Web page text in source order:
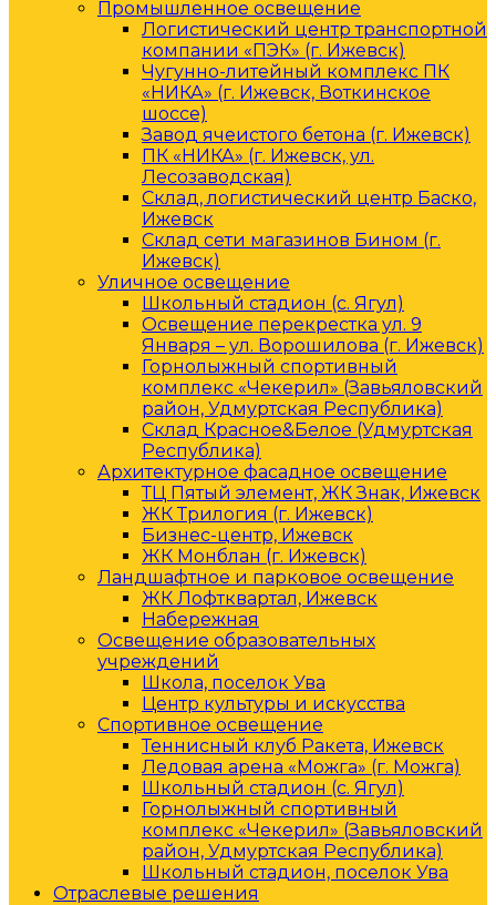
Промышленное освещение
Логистический центр транспортной
компании «ПЭК» (г. Ижевск)
Чугунно-литейный комплекс ПК
«НИКА» (г. Ижевск, Воткинское
шоссе)
Завод ячеистого бетона (г. Ижевск)
ПК «НИКА» (г. Ижевск, ул.
Лесозаводская)
Склад, логистический центр Баско,
Ижевск
Склад сети магазинов Бином (г.
Ижевск)
Уличное освещение
Школьный стадион (с. Ягул)
Освещение перекрестка ул. 9
Января – ул. Ворошилова (г. Ижевск)
Горнолыжный спортивный
комплекс «Чекерил» (Завьяловский
район, Удмуртская Республика)
Склад Красное&Белое (Удмуртская
Республика)
Архитектурное фасадное освещение
ТЦ Пятый элемент, ЖК Знак, Ижевск
ЖК Трилогия (г. Ижевск)
Бизнес-центр, Ижевск
ЖК Монблан (г. Ижевск)
Ландшафтное и парковое освещение
ЖК Лофтквартал, Ижевск
Набережная
Освещение образовательных
учреждений
Школа, поселок Ува
Центр культуры и искусства
Спортивное освещение
Теннисный клуб Ракета, Ижевск
Ледовая арена «Можга» (г. Можга)
Школьный стадион (с. Ягул)
Горнолыжный спортивный
комплекс «Чекерил» (Завьяловский
район, Удмуртская Республика)
Школьный стадион, поселок Ува
Отраслевые решения